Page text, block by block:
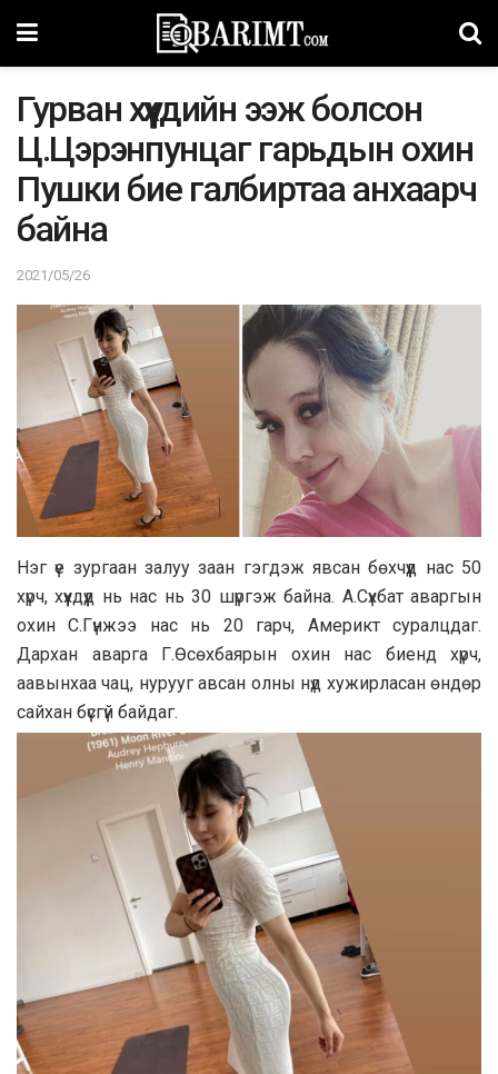
Гурван хүүхдийн ээж болсон
Ц.Цэрэнпунцаг гарьдын охин
Пушки бие галбиртаа анхаарч
байна
2021/05/26
Нэг үе зургаан залуу заан гэгдэж явсан бөхчүүд нас 50
хүрч, хүүхдүүд нь нас нь 30 шүргэж байна. А.Сүхбат аваргын
охин С.Гүнжээ нас нь 20 гарч, Америкт суралцдаг.
Дархан аварга Г.Өсөхбаярын охин нас биенд хүрч,
аавынхаа чац, нурууг авсан олны нүд хужирласан өндөр
сайхан бүсгүй байдаг.